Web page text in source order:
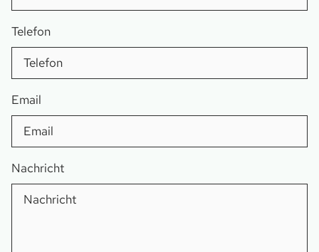
Telefon
Email
Nachricht